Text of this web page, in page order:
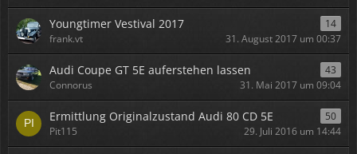
Youngtimer Vestival 2017
14
frank.vt
31. August 2017 um 00:37
Audi Coupe GT 5E auferstehen lassen
43
Connorus
31. Mai 2017 um 09:04
Ermittlung Originalzustand Audi 80 CD 5E
50
Pit115
29. Juli 2016 um 14:44